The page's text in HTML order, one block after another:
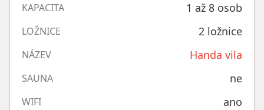
KAPACITA 1 až 8 osob
LOŽNICE 2 ložnice
NÁZEV Handa vila
SAUNA ne
WIFI ano